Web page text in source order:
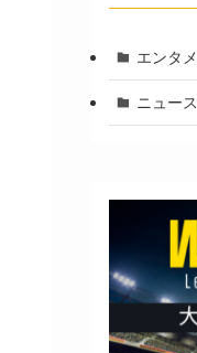
エンタメ
ニュース